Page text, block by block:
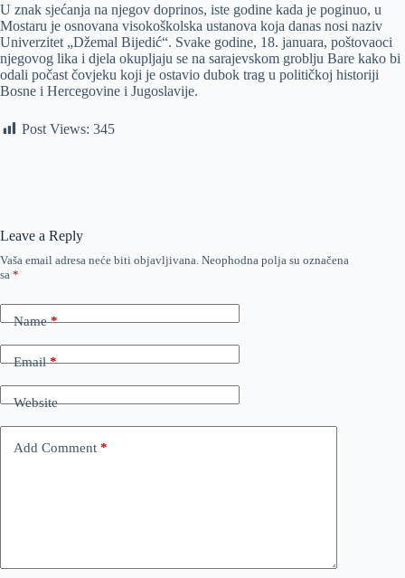
U znak sjećanja na njegov doprinos, iste godine kada je poginuo, u
Mostaru je osnovana visokoškolska ustanova koja danas nosi naziv
Univerzitet „Džemal Bijedić“. Svake godine, 18. januara, poštovaoci
njegovog lika i djela okupljaju se na sarajevskom groblju Bare kako bi
odali počast čovjeku koji je ostavio dubok trag u političkoj historiji
Bosne i Hercegovine i Jugoslavije.
Post Views: 345
Leave a Reply
Vaša email adresa neće biti objavljivana. Neophodna polja su označena
sa *
Name*
Email*
Website
Add Comment *